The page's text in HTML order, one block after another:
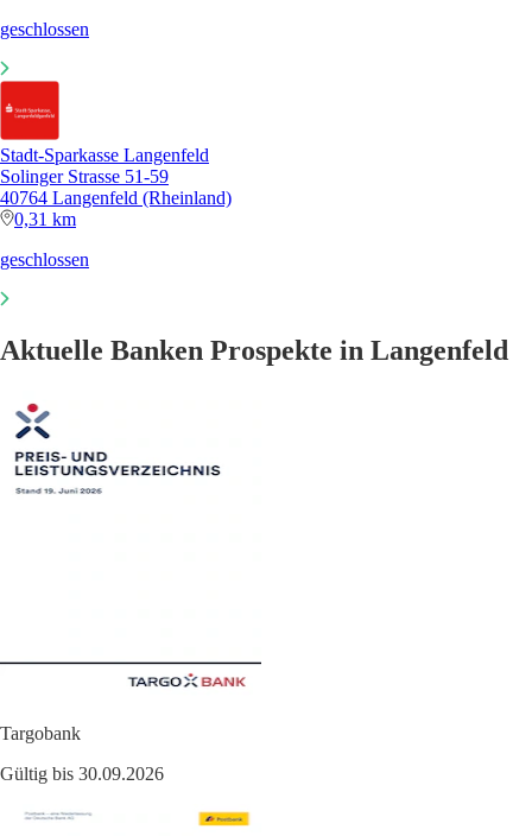
geschlossen
Stadt-Sparkasse Langenfeld
Solinger Strasse 51-59
40764 Langenfeld (Rheinland)
0,31 km
geschlossen
Aktuelle Banken Prospekte in Langenfeld
Targobank
Gültig bis 30.09.2026